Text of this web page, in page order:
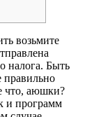
возьмите
налога. Быть
правильно
что, аюшки?
и программ